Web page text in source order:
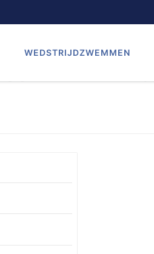
WEDSTRIJDZWEMMEN